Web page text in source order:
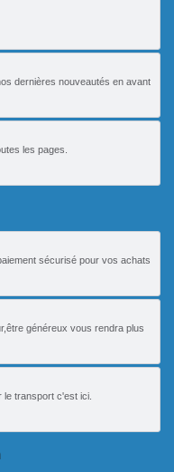
dernières nouveautés en avant
les pages.
sécurisé pour vos achats
généreux vous rendra plus
transport c'est ici.